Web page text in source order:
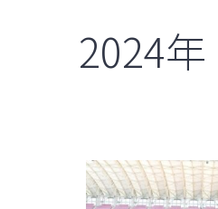
2024年